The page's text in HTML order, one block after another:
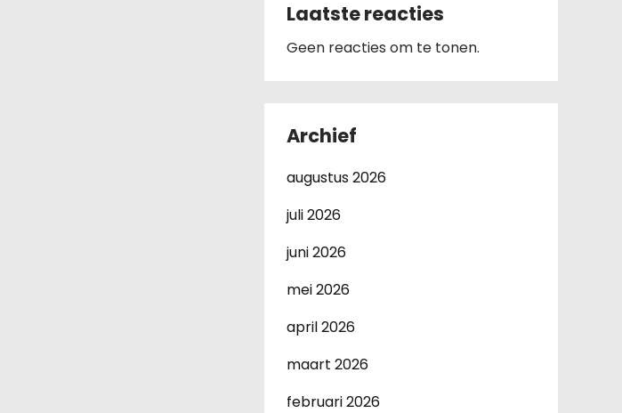
Laatste reacties
Geen reacties om te tonen.
Archief
augustus 2026
juli 2026
juni 2026
mei 2026
april 2026
maart 2026
februari 2026